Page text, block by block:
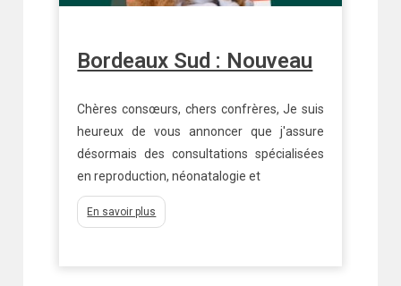
Bordeaux Sud : Nouveau
Chères consœurs, chers confrères, Je suis
heureux de vous annoncer que j'assure
désormais des consultations spécialisées
en reproduction, néonatalogie et
En savoir plus